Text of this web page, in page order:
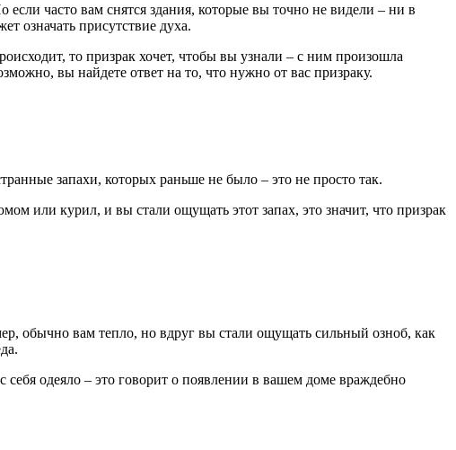
часто вам снятся здания, которые вы точно не видели – ни в
означать присутствие духа.
то призрак хочет, чтобы вы узнали – с ним произошла
вы найдете ответ на то, что нужно от вас призраку.
запахи, которых раньше не было – это не просто так.
или курил, и вы стали ощущать этот запах, это значит, что призрак
обычно вам тепло, но вдруг вы стали ощущать сильный озноб, как
себя одеяло – это говорит о появлении в вашем доме враждебно